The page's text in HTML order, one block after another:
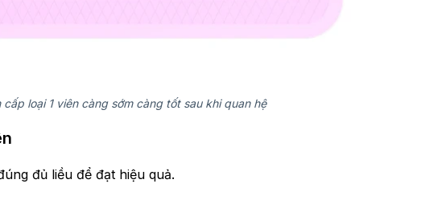
loại 1 viên càng sớm càng tốt sau khi quan hệ
đủ liều để đạt hiệu quả.